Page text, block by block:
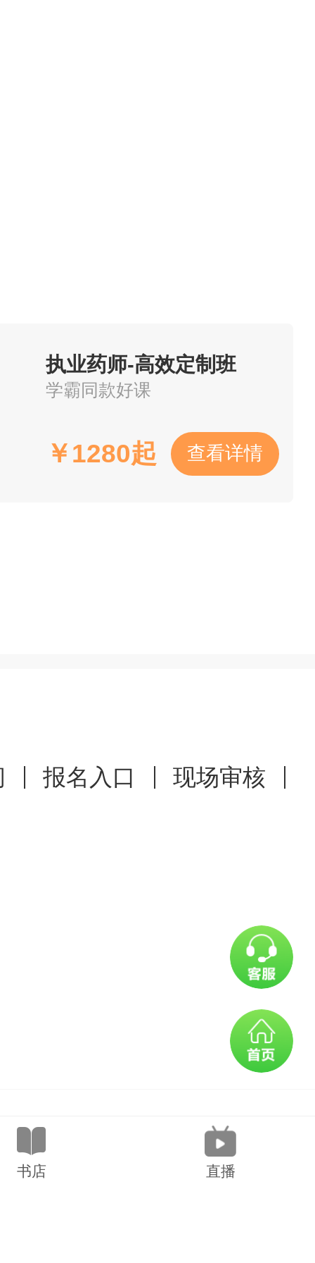
执业药师-高效定制班
学霸同款好课
￥1280起 查看详情
报名入口 现场审核
书店 直播